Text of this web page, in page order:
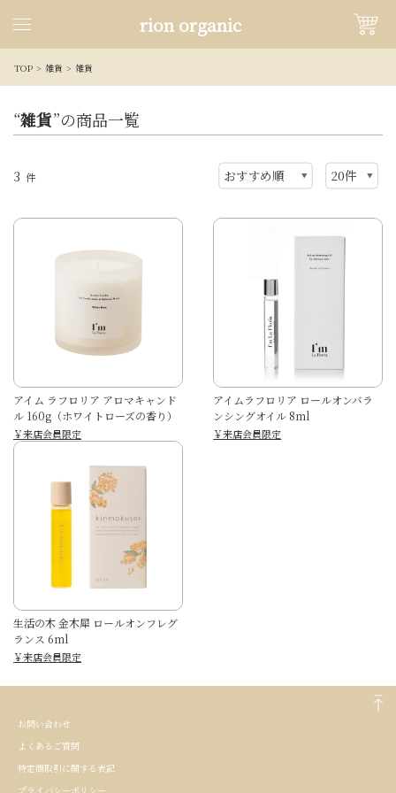
rion organic
TOP 雑貨 雑貨
“雑貨”の商品一覧
3 件
アイム ラフロリア アロマキャンド
ル 160g（ホワイトローズの香り）
￥来店会員限定
アイムラフロリア ロールオンバラ
ンシングオイル 8ml
￥来店会員限定
生活の木 金木犀 ロールオンフレグ
ランス 6ml
￥来店会員限定
お問い合わせ
よくあるご質問
特定商取引に関する表記
プライバシーポリシー